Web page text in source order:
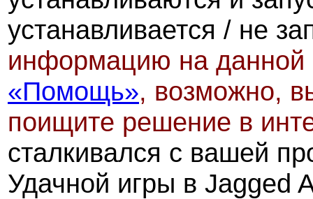
устанавливается / не
информацию на данной
«Помощь», возможно,
поищите решение в
сталкивался с вашей
Удачной игры в Jagged